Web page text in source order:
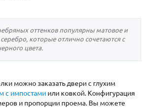
оттенков популярны матовое и
которые отлично сочетаются с
цвета.
можно заказать двери с глухим
с импостами или ковкой. Конфигурация
и пропорции проема. Вы можете